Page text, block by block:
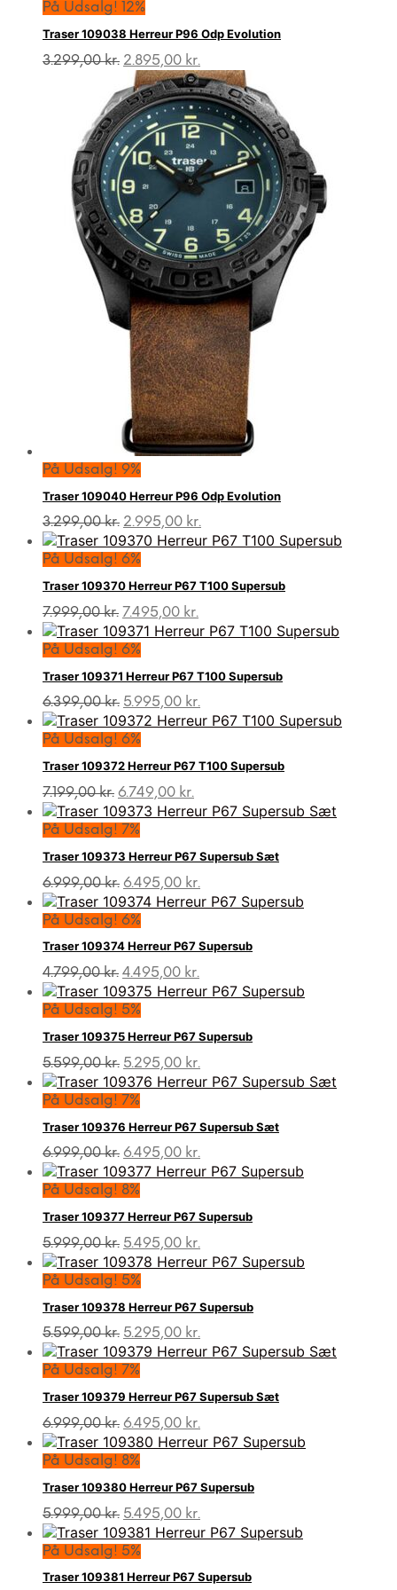
På Udsalg! 12%
Traser 109038 Herreur P96 Odp Evolution
3.299,00kr. Den
oprindelige
pris
var:
3.299,00 kr..
2.895,00 kr.
aktuelle
pris
er:
2.895,00 kr..
På Udsalg! 9%
Traser 109040 Herreur P96 Odp Evolution
3.299,00kr. Den
oprindelige
pris
3.299,00 kr..
2.995,00 kr.
aktuelle
2.995,00 kr..
På Udsalg! 6%
Traser 109370 Herreur P67 T100 Supersub
7.999,00kr. Den
oprindelige
pris
7.999,00 kr..
7.495,00 kr.
aktuelle
7.495,00 kr..
På Udsalg! 6%
Traser 109371 Herreur P67 T100 Supersub
6.399,00kr. Den
oprindelige
pris
6.399,00 kr..
5.995,00 kr.
aktuelle
5.995,00 kr..
På Udsalg! 6%
Traser 109372 Herreur P67 T100 Supersub
7.199,00kr. Den
oprindelige
pris
7.199,00 kr..
6.749,00 kr.
aktuelle
6.749,00 kr..
På Udsalg! 7%
Traser 109373 Herreur P67 Supersub Sæt
6.999,00kr. Den
oprindelige
pris
6.999,00 kr..
6.495,00 kr.
aktuelle
6.495,00 kr..
På Udsalg! 6%
Traser 109374 Herreur P67 Supersub
4.799,00kr. Den
oprindelige
pris
4.799,00 kr..
4.495,00 kr.
aktuelle
4.495,00 kr..
På Udsalg! 5%
Traser 109375 Herreur P67 Supersub
5.599,00kr. Den
oprindelige
pris
5.599,00 kr..
5.295,00 kr.
aktuelle
5.295,00 kr..
På Udsalg! 7%
Traser 109376 Herreur P67 Supersub Sæt
6.999,00kr. Den
oprindelige
pris
6.999,00 kr..
6.495,00 kr.
aktuelle
6.495,00 kr..
På Udsalg! 8%
Traser 109377 Herreur P67 Supersub
5.999,00kr. Den
oprindelige
pris
5.999,00 kr..
5.495,00 kr.
aktuelle
5.495,00 kr..
På Udsalg! 5%
Traser 109378 Herreur P67 Supersub
5.599,00kr. Den
oprindelige
pris
5.599,00 kr..
5.295,00 kr.
aktuelle
5.295,00 kr..
På Udsalg! 7%
Traser 109379 Herreur P67 Supersub Sæt
6.999,00kr. Den
oprindelige
pris
6.999,00 kr..
6.495,00 kr.
aktuelle
6.495,00 kr..
På Udsalg! 8%
Traser 109380 Herreur P67 Supersub
5.999,00kr. Den
oprindelige
pris
5.999,00 kr..
5.495,00 kr.
aktuelle
5.495,00 kr..
På Udsalg! 5%
Traser 109381 Herreur P67 Supersub